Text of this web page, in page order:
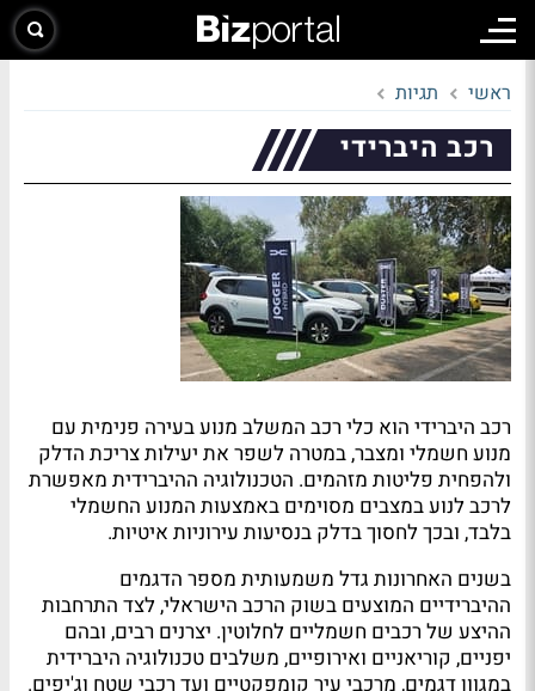
ראשי תגיות
רכב היברידי
רכב היברידי הוא כלי רכב המשלב מנוע בעירה פנימית עם
מנוע חשמלי ומצבר, במטרה לשפר את יעילות צריכת הדלק
ולהפחית פליטות מזהמים. הטכנולוגיה ההיברידית מאפשרת
לרכב לנוע במצבים מסוימים באמצעות המנוע החשמלי
בלבד, ובכך לחסוך בדלק בנסיעות עירוניות איטיות.
בשנים האחרונות גדל משמעותית מספר הדגמים
ההיברידיים המוצעים בשוק הרכב הישראלי, לצד התרחבות
ההיצע של רכבים חשמליים לחלוטין. יצרנים רבים, ובהם
יפניים, קוריאניים ואירופיים, משלבים טכנולוגיה היברידית
במגוון דגמים, מרכבי עיר קומפקטיים ועד רכבי שטח וג'יפים.